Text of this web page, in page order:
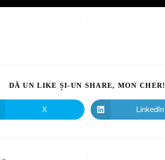
DĂ UN LIKE ȘI-UN SHARE, MON CHER!
X LinkedIn